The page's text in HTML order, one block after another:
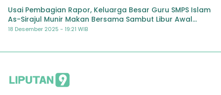
Usai Pembagian Rapor, Keluarga Besar Guru SMPS Islam
As-Sirajul Munir Makan Bersama Sambut Libur Awal
Semester
18 Desember 2025 - 19:21 WIB